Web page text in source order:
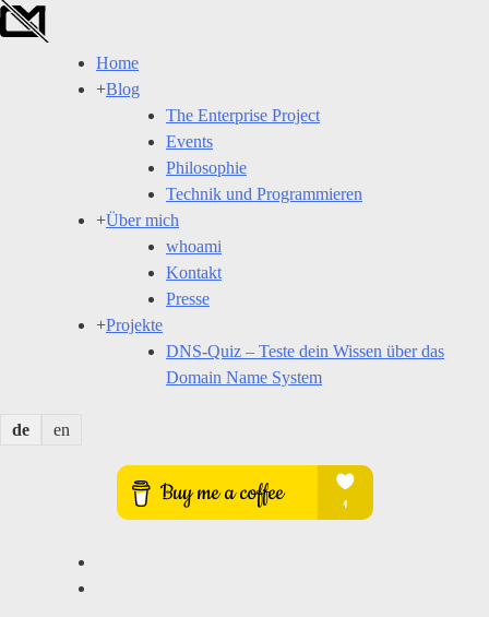
Skip
to
Home
+Blog
The Enterprise Project
Events
Philosophie
Technik und Programmieren
+Über mich
whoami
Kontakt
Presse
+Projekte
DNS-Quiz – Teste dein Wissen über das
Domain Name System
de en